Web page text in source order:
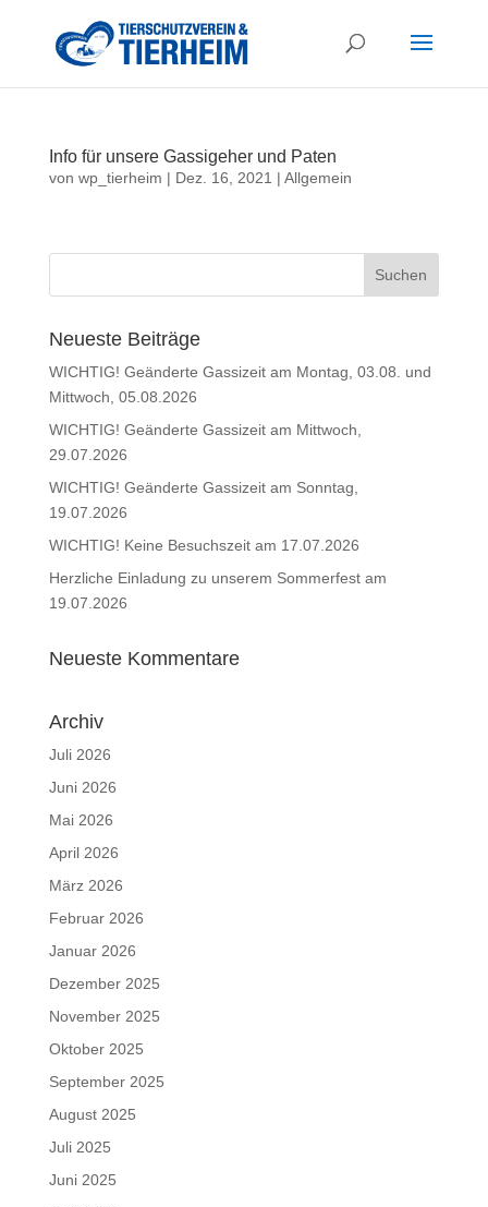
Info für unsere Gassigeher und Paten
von wp_tierheim | Dez. 16, 2021 | Allgemein
Neueste Beiträge
WICHTIG! Geänderte Gassizeit am Montag, 03.08. und
Mittwoch, 05.08.2026
WICHTIG! Geänderte Gassizeit am Mittwoch,
29.07.2026
WICHTIG! Geänderte Gassizeit am Sonntag,
19.07.2026
WICHTIG! Keine Besuchszeit am 17.07.2026
Herzliche Einladung zu unserem Sommerfest am
19.07.2026
Neueste Kommentare
Archiv
Juli 2026
Juni 2026
Mai 2026
April 2026
März 2026
Februar 2026
Januar 2026
Dezember 2025
November 2025
Oktober 2025
September 2025
August 2025
Juli 2025
Juni 2025